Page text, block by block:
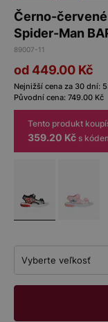
Černo-
Spider-Man
89007-11
od 449.00 Kč
Nejnižší cena za 30 dní:
Původní cena: 749.00 Kč
Tento produkt
359.20 Kč s
Vyberte veľkosť